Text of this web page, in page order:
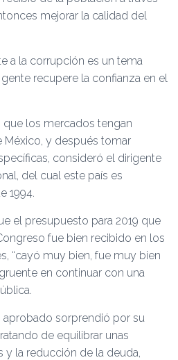
mejorar la calidad del
a la corrupción es un tema
recupere la confianza en el
que los mercados tengan
México, y después tomar
consideró el dirigente
del cual este país es
1994.
el presupuesto para 2019 que
fue bien recibido en los
“cayó muy bien, fue muy bien
en continuar con una
sorprendió por su
de equilibrar unas
y la reducción de la deuda,